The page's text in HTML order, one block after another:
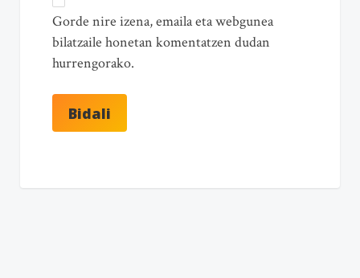
Gorde nire izena, emaila eta webgunea
bilatzaile honetan komentatzen dudan
hurrengorako.